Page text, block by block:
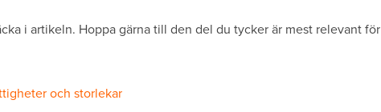
i artikeln. Hoppa gärna till den del du tycker är mest relevant för
och storlekar